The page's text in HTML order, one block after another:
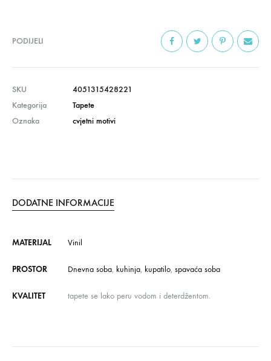
PODIJELI
SKU
4051315428221
Kategorija
Tapete
Oznaka
cvjetni motivi
DODATNE INFORMACIJE
MATERIJAL Vinil
PROSTOR Dnevna soba, kuhinja, kupatilo, spavaća soba
KVALITET tapete se lako peru vodom i deterdžentom.